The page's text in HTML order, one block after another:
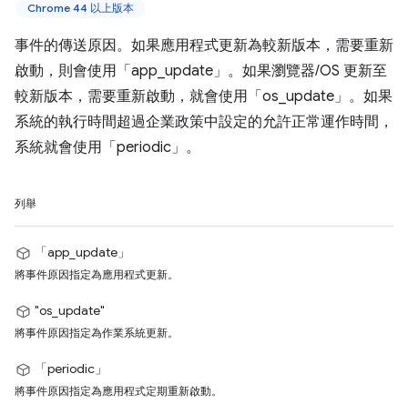
Chrome 44 以上版本
事件的傳送原因。如果應用程式更新為較新版本，需要重新
啟動，則會使用「app_update」。如果瀏覽器/OS 更新至
較新版本，需要重新啟動，就會使用「os_update」。如果
系統的執行時間超過企業政策中設定的允許正常運作時間，
系統就會使用「periodic」。
列舉
「app_update」
將事件原因指定為應用程式更新。
"os_update"
將事件原因指定為作業系統更新。
「periodic」
將事件原因指定為應用程式定期重新啟動。